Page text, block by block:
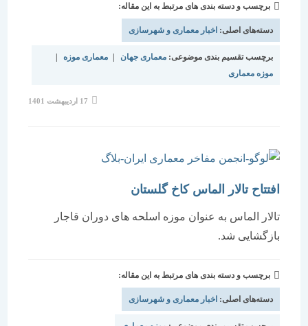
برچسب و دسته بندی های مرتبط به این مقاله:
دسته‌های اصلی:اخبار معماری و شهرسازی
برچسب تقسیم بندی موضوعی:معماری جهان | معماری موزه |
موزه معماری
افتتاح تالار الماس کاخ گلستان
تالار الماس به عنوان موزه اسلحه های دوران قاجار
بازگشایی شد.
برچسب و دسته بندی های مرتبط به این مقاله:
دسته‌های اصلی:اخبار معماری و شهرسازی